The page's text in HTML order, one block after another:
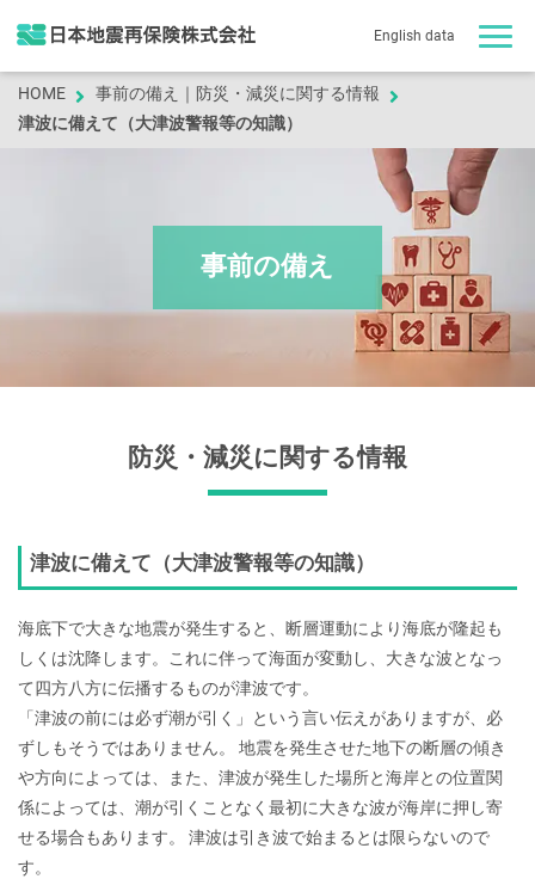
English data
HOME
事前の備え｜防災・減災に関する情報
津波に備えて（大津波警報等の知識）
事前の備え
防災・減災に関する情報
津波に備えて（大津波警報等の知識）
海底下で大きな地震が発生すると、断層運動により海底が隆起も
しくは沈降します。これに伴って海面が変動し、大きな波となっ
て四方八方に伝播するものが津波です。
「津波の前には必ず潮が引く」という言い伝えがありますが、必
ずしもそうではありません。 地震を発生させた地下の断層の傾き
や方向によっては、また、津波が発生した場所と海岸との位置関
係によっては、潮が引くことなく最初に大きな波が海岸に押し寄
せる場合もあります。 津波は引き波で始まるとは限らないので
す。